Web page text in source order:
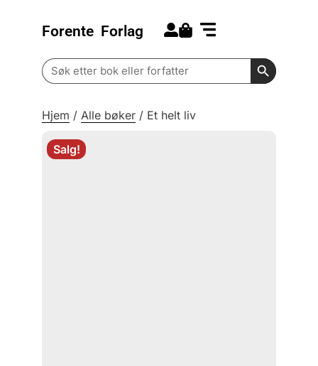
Forente Forlag
Search
for:
Search
Hjem / Alle bøker / Et helt liv
Salg!